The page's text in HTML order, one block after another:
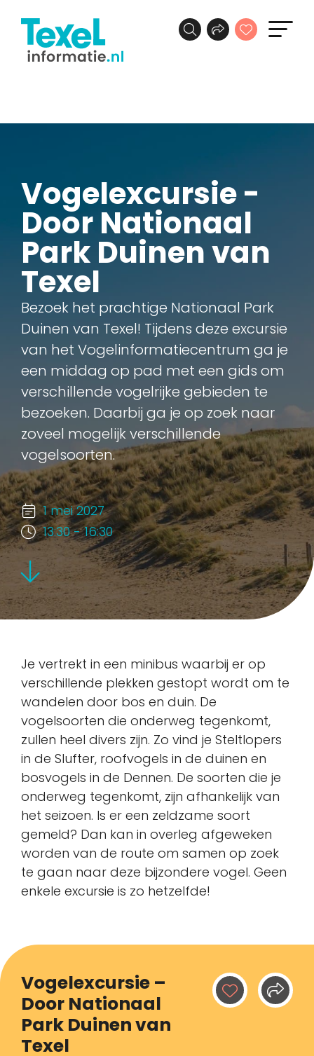
Vogelexcursie -
Door Nationaal
Park Duinen van
Texel
Bezoek het prachtige Nationaal Park
Duinen van Texel! Tijdens deze excursie
van het Vogelinformatiecentrum ga je
een middag op pad met een gids om
verschillende vogelrijke gebieden te
bezoeken. Daarbij ga je op zoek naar
zoveel mogelijk verschillende
vogelsoorten.
1 mei 2027
13:30 - 16:30
Vogelexcursie –
Door Nationaal
Park Duinen van
Texel
Je vertrekt in een minibus waarbij er op
verschillende plekken gestopt wordt om te
wandelen door bos en duin. De
vogelsoorten die onderweg tegenkomt,
zullen heel divers zijn. Zo vind je Steltlopers
in de Slufter, roofvogels in de duinen en
bosvogels in de Dennen. De soorten die je
onderweg tegenkomt, zijn afhankelijk van
het seizoen. Is er een zeldzame soort
gemeld? Dan kan in overleg afgeweken
worden van de route om samen op zoek
te gaan naar deze bijzondere vogel. Geen
enkele excursie is zo hetzelfde!